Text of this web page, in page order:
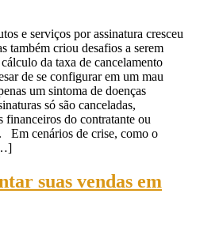
e serviços por assinatura cresceu
também criou desafios a serem
da taxa de cancelamento
de se configurar em um mau
um sintoma de doenças
só são canceladas,
financeiros do contratante ou
Em cenários de crise, como o
suas vendas em